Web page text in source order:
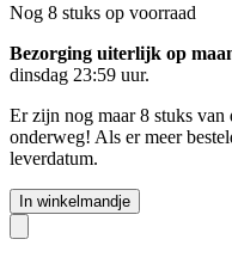
Nog 8 stuks op voorraad
Bezorging uiterlijk op
dinsdag 23:59 uur.
Er zijn nog maar 8 stuks
onderweg! Als er meer
leverdatum.
In winkelmandje